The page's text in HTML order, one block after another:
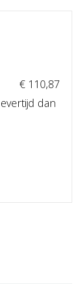
€ 110,87
dan